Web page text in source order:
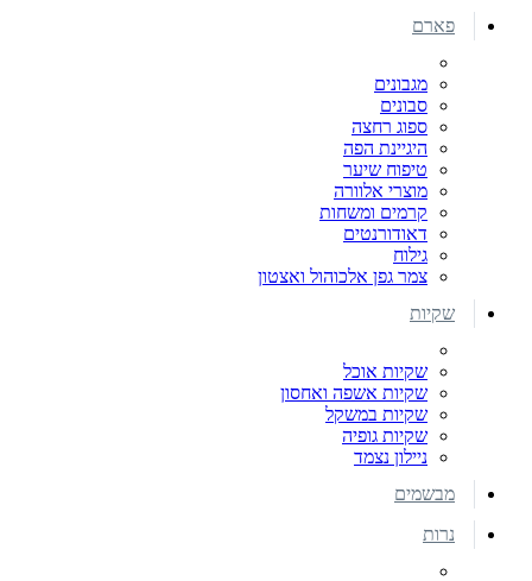
פארם
מגבונים
סבונים
ספוג רחצה
היגיינת הפה
טיפוח שיער
מוצרי אלוורה
קרמים ומשחות
דאודורנטים
גילוח
צמר גפן אלכוהול ואצטון
שקיות
שקיות אוכל
שקיות אשפה ואחסון
שקיות במשקל
שקיות גופיה
ניילון נצמד
מבשמים
נרות